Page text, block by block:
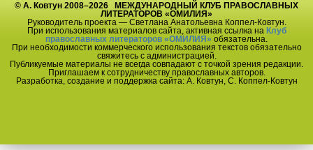
© А. Ковтун 2008–2026 МЕЖДУНАРОДНЫЙ КЛУБ ПРАВОСЛАВНЫХ
ЛИТЕРАТОРОВ «ОМИЛИЯ»
Руководитель проекта — Светлана Анатольевна Коппел-Ковтун.
При использования материалов сайта, активная ссылка на Клуб
православных литераторов «ОМИЛИЯ» обязательна.
При необходимости коммерческого использования текстов обязательно
свяжитесь с администрацией.
Публикуемые материалы не всегда совпадают с точкой зрения редакции.
Приглашаем к сотрудничеству православных авторов.
Разработка, создание и поддержка сайта: А. Ковтун, С. Коппел-Ковтун